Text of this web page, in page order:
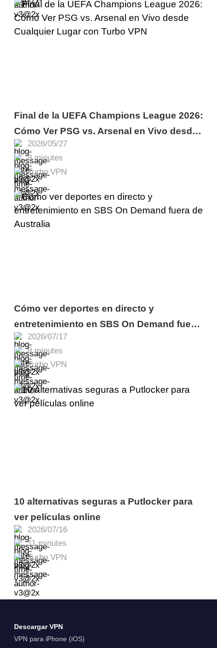
2026/05/27
8 minutes
Turbo VPN
Final de la UEFA Champions League 2026:
Cómo Ver PSG vs. Arsenal en Vivo desde
Cualquier Lugar con Turbo VPN
2026/07/17
8 minutes
Turbo VPN
Cómo ver deportes en directo y
entretenimiento en SBS On Demand fuera
de Australia
2026/07/16
11 minutes
Turbo VPN
10 alternativas seguras a Putlocker para
ver películas online
Descargar VPN
VPN para iPhone (iOS)